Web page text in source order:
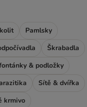
Pamlsky
Škrabadla
& podložky
Sítě & dvířka
krmivo